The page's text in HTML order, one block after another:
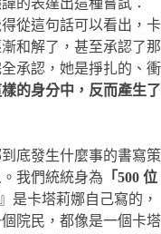
的表達出這種嘗試：
從這句話可以看出，卡
和解了，甚至承認了那
承認，她是掙扎的、衝
的身分中，反而產生了
底發生什麼事的書寫策
我們統統身為 「500 位
是卡塔莉娜自己寫的，
院民，都像是一個卡塔